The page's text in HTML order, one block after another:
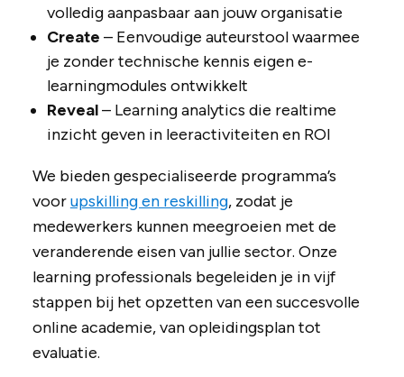
volledig aanpasbaar aan jouw organisatie
Create – Eenvoudige auteurstool waarmee
je zonder technische kennis eigen e-
learningmodules ontwikkelt
Reveal– Learning analytics die realtime
inzicht geven in leeractiviteiten en ROI
We bieden gespecialiseerde programma’s
voorupskilling en reskilling, zodat je
medewerkers kunnen meegroeien met de
veranderende eisen van jullie sector. Onze
learning professionals begeleiden je in vijf
stappen bij het opzetten van een succesvolle
online academie, van opleidingsplan tot
evaluatie.